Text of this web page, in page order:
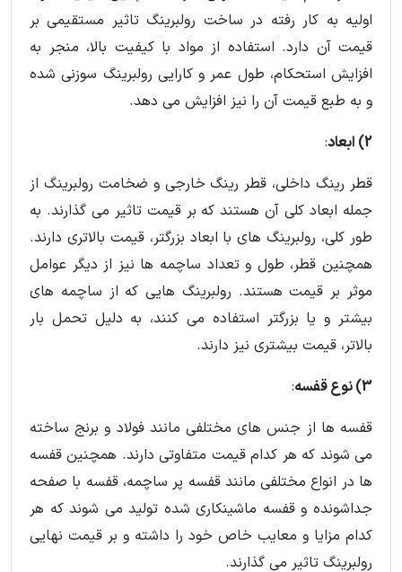
اولیه به کار رفته در ساخت رولبرینگ تاثیر مستقیمی بر
قیمت آن دارد. استفاده از مواد با کیفیت بالا، منجر به
افزایش استحکام، طول عمر و کارایی رولبرینگ سوزنی شده
و به طبع قیمت آن را نیز افزایش می دهد.
2) ابعاد
:
قطر رینگ داخلی، قطر رینگ خارجی و ضخامت رولبرینگ از
جمله ابعاد کلی آن هستند که بر قیمت تاثیر می گذارند. به
طور کلی، رولبرینگ های با ابعاد بزرگتر، قیمت بالاتری دارند.
همچنین قطر، طول و تعداد ساچمه ها نیز از دیگر عوامل
موثر بر قیمت هستند. رولبرینگ هایی که از ساچمه های
بیشتر و یا بزرگتر استفاده می کنند، به دلیل تحمل بار
بالاتر، قیمت بیشتری نیز دارند.
3) نوع قفسه
:
قفسه ها از جنس های مختلفی مانند فولاد و برنج ساخته
می شوند که هر کدام قیمت متفاوتی دارند. همچنین قفسه
ها در انواع مختلفی مانند قفسه پر ساچمه، قفسه با صفحه
جداشونده و قفسه ماشینکاری شده تولید می شوند که هر
کدام مزایا و معایب خاص خود را داشته و بر قیمت نهایی
رولبرینگ تاثیر می گذارند.